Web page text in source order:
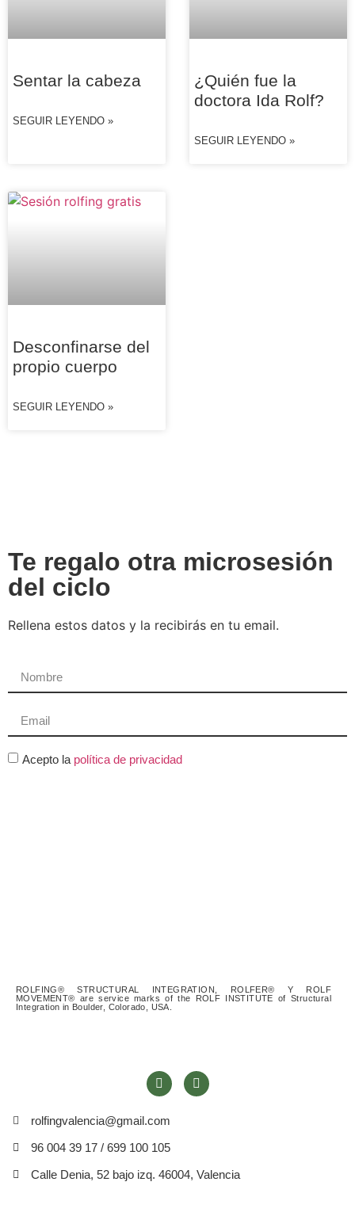
Sentar la cabeza
SEGUIR LEYENDO »
¿Quién fue la
doctora Ida Rolf?
SEGUIR LEYENDO »
Desconfinarse del
propio cuerpo
SEGUIR LEYENDO »
Te regalo otra microsesión
del ciclo
Rellena estos datos y la recibirás en tu email.
Acepto la política de privacidad
ROLFING® STRUCTURAL INTEGRATION, ROLFER® Y ROLF
MOVEMENT® are service marks of the ROLF INSTITUTE of Structural
Integration in Boulder, Colorado, USA.
rolfingvalencia@gmail.com
96 004 39 17 / 699 100 105
Calle Denia, 52 bajo izq. 46004, Valencia